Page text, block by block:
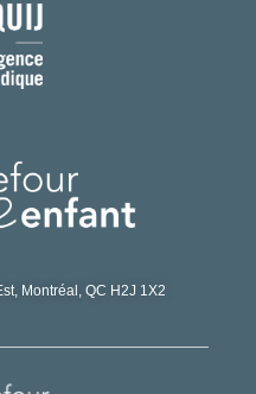
Montréal, QC H2J 1X2